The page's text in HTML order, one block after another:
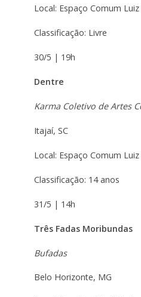
Local: Espaço Comum Luiz
Classificação: Livre
30/5 | 19h
Dentre
Karma Coletivo de Artes
Itajaí, SC
Local: Espaço Comum Luiz
Classificação: 14 anos
31/5 | 14h
Três Fadas Moribundas
Bufadas
Belo Horizonte, MG